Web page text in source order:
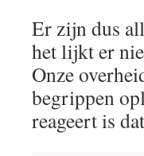
Er zijn dus
het lijkt er
Onze
begrippen
reageert is